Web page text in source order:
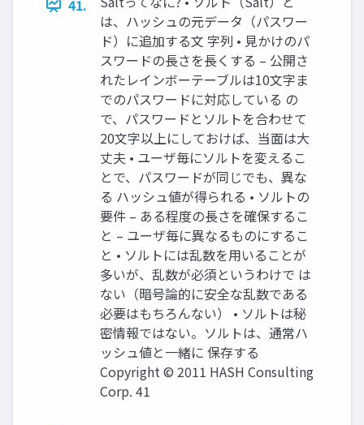
41.
は、ハッシュの元データ（パスワー
ド）に追加する文 字列 • 見かけのパ
スワードの長さを長くする – 公開さ
れたレインボーテーブルは10文字ま
でのパスワードに対応している の
で、パスワードとソルトを合わせて
20文字以上にしておけば、当面は大
丈夫 • ユーザ毎にソルトを変えるこ
とで、パスワードが同じでも、異な
る ハッシュ値が得られる • ソルトの
要件 – ある程度の長さを確保するこ
と – ユーザ毎に異なるものにするこ
と • ソルトには乱数を用いることが
多いが、乱数が必須というわけで は
ない（暗号論的に安全な乱数である
必要はもちろんない） • ソルトは秘
密情報ではない。ソルトは、通常ハ
ッシュ値と一緒に 保存する
Copyright © 2011 HASH Consulting
Corp. 41